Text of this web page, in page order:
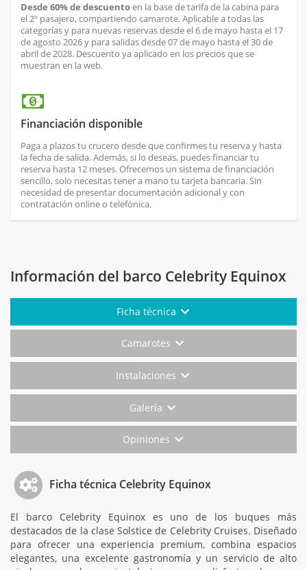
Desde 60% de descuentoen la base de tarifa de la cabina para
el 2º pasajero, compartiendo camarote. Aplicable a todas las
categorías y para nuevas reservas desde el 6 de mayo hasta el 17
de agosto 2026 y para salidas desde 07 de mayo hasta el 30 de
abril de 2028. Descuento ya aplicado en los precios que se
muestran en la web.
Financiación disponible
Paga a plazos tu crucero desde que confirmes tu reserva y hasta
la fecha de salida. Además, si lo deseas, puedes financiar tu
reserva hasta 12 meses. Ofrecemos un sistema de financiación
sencillo, solo necesitas tener a mano tu tarjeta bancaria. Sin
necesidad de presentar documentación adicional y con
contratación online o telefónica.
Información del barco Celebrity Equinox
Ficha técnica
Camarotes
Instalaciones
Galería
Opiniones
Ficha técnica Celebrity Equinox
El barco Celebrity Equinox es uno de los buques más
destacados de la clase Solstice de Celebrity Cruises. Diseñado
para ofrecer una experiencia premium, combina espacios
elegantes, una excelente gastronomía y un servicio de alto